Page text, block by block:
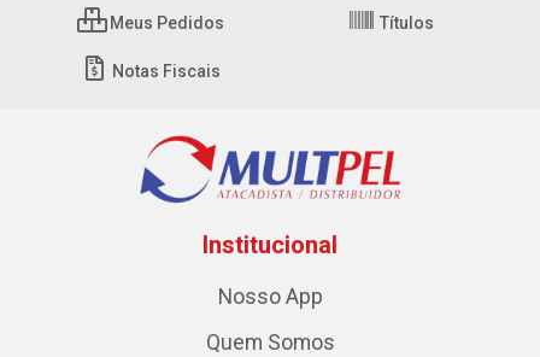
Meus Pedidos Títulos
Notas Fiscais
Institucional
Nosso App
Quem Somos